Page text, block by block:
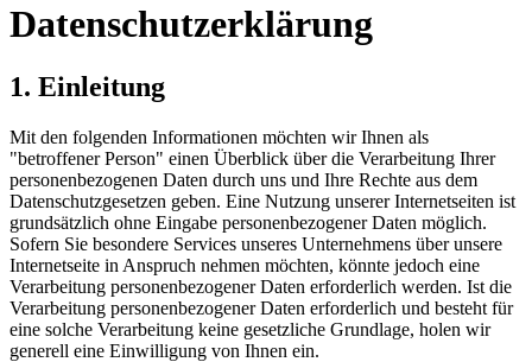
Datenschutzerklärung
1. Einleitung
Mit den folgenden Informationen möchten wir Ihnen als
"betroffener Person" einen Überblick über die Verarbeitung Ihrer
personenbezogenen Daten durch uns und Ihre Rechte aus dem
Datenschutzgesetzen geben. Eine Nutzung unserer Internetseiten ist
grundsätzlich ohne Eingabe personenbezogener Daten möglich.
Sofern Sie besondere Services unseres Unternehmens über unsere
Internetseite in Anspruch nehmen möchten, könnte jedoch eine
Verarbeitung personenbezogener Daten erforderlich werden. Ist die
Verarbeitung personenbezogener Daten erforderlich und besteht für
eine solche Verarbeitung keine gesetzliche Grundlage, holen wir
generell eine Einwilligung von Ihnen ein.